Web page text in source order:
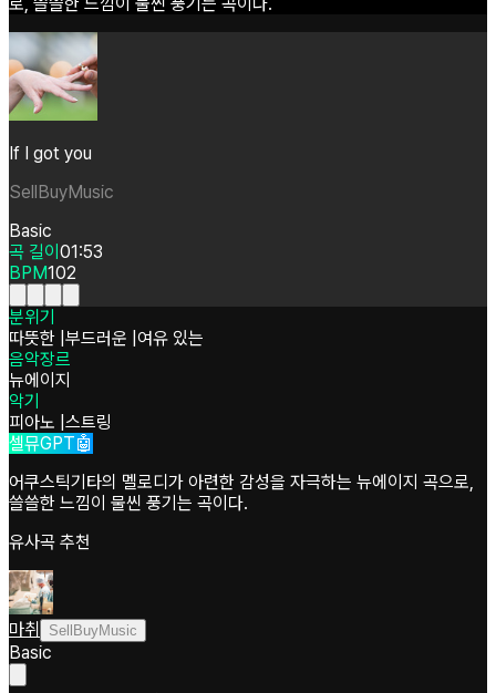
If I got you
SellBuyMusic
Basic
곡 길이 01:53
BPM102
분위기
따뜻한 부드러운 여유 있는
음악장르
뉴에이지
악기
피아노 스트링
셀뮤GPT🤖
어쿠스틱기타의 멜로디가 아련한 감성을 자극하는 뉴에이지 곡으로,
쓸쓸한 느낌이 물씬 풍기는 곡이다.
유사곡 추천
마취 SellBuyMusic
Basic